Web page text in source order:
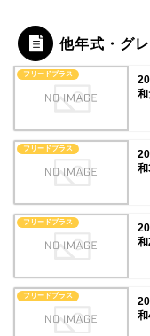
他年式・グ
フリードプラス
フリードプラス
フリードプラス
フリードプラス